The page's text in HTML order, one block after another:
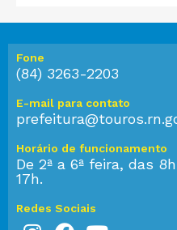
Fone
(84) 3263-2203
E-mail para contato
Horário de funcionamento
De 2ª a 6ª feira, das
17h.
Redes Sociais